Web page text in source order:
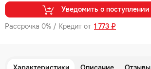
Рассрочка 0% / Кредит от 1 773 ₽
Уведомить о поступлении